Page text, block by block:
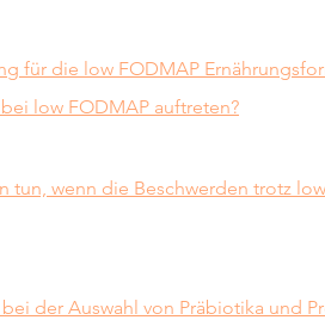
für die low FODMAP
low FODMAP auftreten?
tun, wenn die Beschwerden trotz
der Auswahl von Präbiotika und